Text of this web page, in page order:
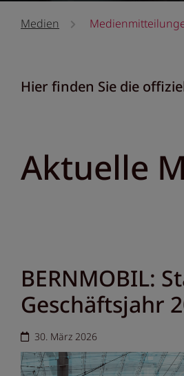
Medien
Hier finden Sie die
Aktuelle
BERNMOBIL:
Geschäftsjahr
30. März 2026